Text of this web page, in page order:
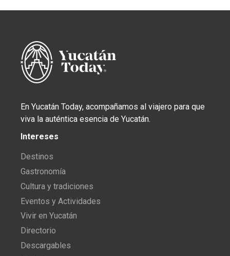
En Yucatán Today, acompañamos al viajero para que
viva la auténtica esencia de Yucatán.
Intereses
Destinos
Gastronomía
Cultura y tradiciones
Eventos y Actividades
Vivir en Yucatán
Directorio
Descargables